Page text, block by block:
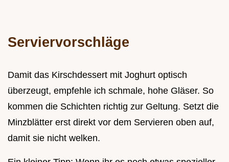
Serviervorschläge
Damit das Kirschdessert mit Joghurt optisch
überzeugt, empfehle ich schmale, hohe Gläser. So
kommen die Schichten richtig zur Geltung. Setzt die
Minzblätter erst direkt vor dem Servieren oben auf,
damit sie nicht welken.